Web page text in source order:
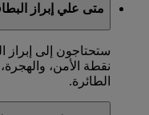
متى علي إبراز
ستحتاجون إلى إبراز
نقطة الأمن،
الطائرة.